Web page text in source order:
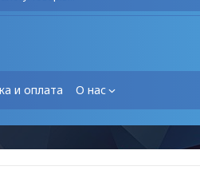
и оплата О нас